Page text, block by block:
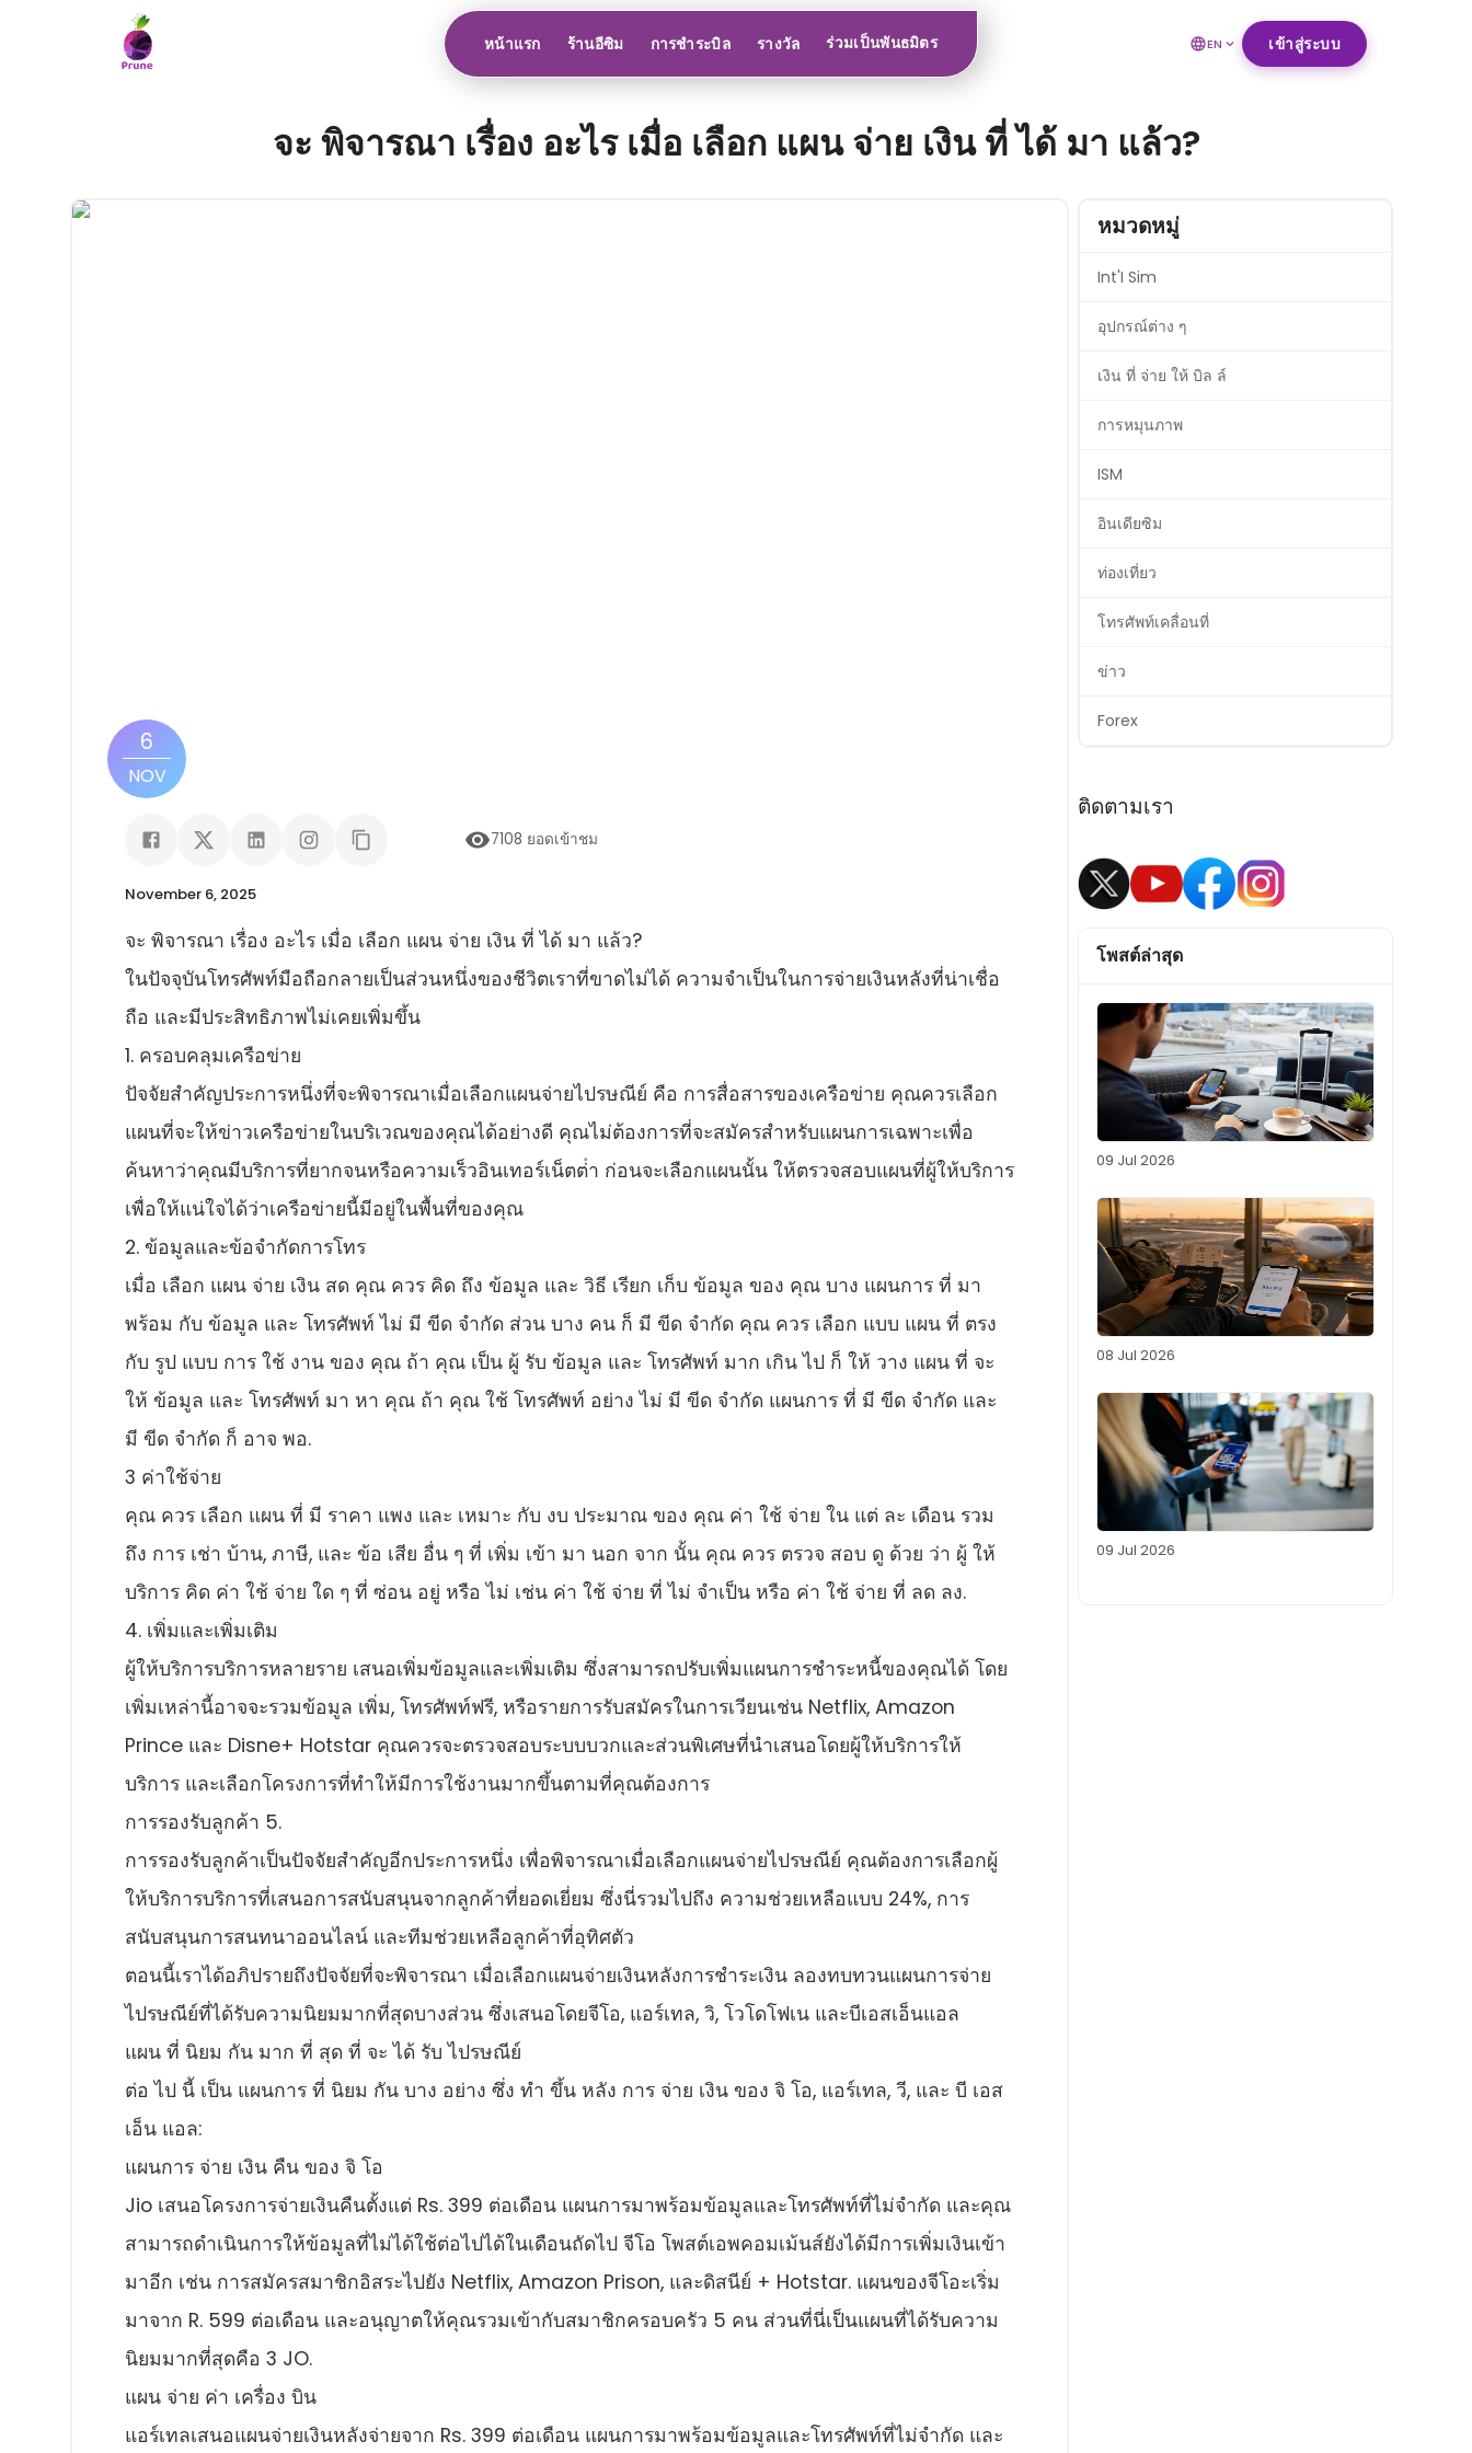
หน้าแรก ร้านอีซิม การชำระบิล รางวัล ร่วมเป็นพันธมิตร EN เข้าสู่ระบบ
จะ พิจารณา เรื่อง อะไร เมื่อ เลือก แผน จ่าย เงิน ที่ ได้ มา แล้ว?
6
NOV
7108 ยอดเข้าชม
November 6, 2025
จะ พิจารณา เรื่อง อะไร เมื่อ เลือก แผน จ่าย เงิน ที่ ได้ มา แล้ว?
ในปัจจุบันโทรศัพท์มือถือกลายเป็นส่วนหนึ่งของชีวิตเราที่ขาดไม่ได้ ความจําเป็นในการจ่ายเงินหลังที่น่าเชื่อ
ถือ และมีประสิทธิภาพไม่เคยเพิ่มขึ้น
1. ครอบคลุมเครือข่าย
ปัจจัยสําคัญประการหนึ่งที่จะพิจารณาเมื่อเลือกแผนจ่ายไปรษณีย์ คือ การสื่อสารของเครือข่าย คุณควรเลือก
แผนที่จะให้ข่าวเครือข่ายในบริเวณของคุณได้อย่างดี คุณไม่ต้องการที่จะสมัครสําหรับแผนการเฉพาะเพื่อ
ค้นหาว่าคุณมีบริการที่ยากจนหรือความเร็วอินเทอร์เน็ตต่ํา ก่อนจะเลือกแผนนั้น ให้ตรวจสอบแผนที่ผู้ให้บริการ
เพื่อให้แน่ใจได้ว่าเครือข่ายนี้มีอยู่ในพื้นที่ของคุณ
2. ข้อมูลและข้อจํากัดการโทร
เมื่อ เลือก แผน จ่าย เงิน สด คุณ ควร คิด ถึง ข้อมูล และ วิธี เรียก เก็บ ข้อมูล ของ คุณ บาง แผนการ ที่ มา
พร้อม กับ ข้อมูล และ โทรศัพท์ ไม่ มี ขีด จํากัด ส่วน บาง คน ก็ มี ขีด จํากัด คุณ ควร เลือก แบบ แผน ที่ ตรง
กับ รูป แบบ การ ใช้ งาน ของ คุณ ถ้า คุณ เป็น ผู้ รับ ข้อมูล และ โทรศัพท์ มาก เกิน ไป ก็ ให้ วาง แผน ที่ จะ
ให้ ข้อมูล และ โทรศัพท์ มา หา คุณ ถ้า คุณ ใช้ โทรศัพท์ อย่าง ไม่ มี ขีด จํากัด แผนการ ที่ มี ขีด จํากัด และ
มี ขีด จํากัด ก็ อาจ พอ.
3 ค่าใช้จ่าย
คุณ ควร เลือก แผน ที่ มี ราคา แพง และ เหมาะ กับ งบ ประมาณ ของ คุณ ค่า ใช้ จ่าย ใน แต่ ละ เดือน รวม
ถึง การ เช่า บ้าน, ภาษี, และ ข้อ เสีย อื่น ๆ ที่ เพิ่ม เข้า มา นอก จาก นั้น คุณ ควร ตรวจ สอบ ดู ด้วย ว่า ผู้ ให้
บริการ คิด ค่า ใช้ จ่าย ใด ๆ ที่ ซ่อน อยู่ หรือ ไม่ เช่น ค่า ใช้ จ่าย ที่ ไม่ จําเป็น หรือ ค่า ใช้ จ่าย ที่ ลด ลง.
4. เพิ่มและเพิ่มเติม
ผู้ให้บริการบริการหลายราย เสนอเพิ่มข้อมูลและเพิ่มเติม ซึ่งสามารถปรับเพิ่มแผนการชําระหนี้ของคุณได้ โดย
เพิ่มเหล่านี้อาจจะรวมข้อมูล เพิ่ม, โทรศัพท์ฟรี, หรือรายการรับสมัครในการเวียนเช่น Netflix, Amazon
Prince และ Disne+ Hotstar คุณควรจะตรวจสอบระบบบวกและส่วนพิเศษที่นําเสนอโดยผู้ให้บริการให้
บริการ และเลือกโครงการที่ทําให้มีการใช้งานมากขึ้นตามที่คุณต้องการ
การรองรับลูกค้า 5.
การรองรับลูกค้าเป็นปัจจัยสําคัญอีกประการหนึ่ง เพื่อพิจารณาเมื่อเลือกแผนจ่ายไปรษณีย์ คุณต้องการเลือกผู้
ให้บริการบริการที่เสนอการสนับสนุนจากลูกค้าที่ยอดเยี่ยม ซึ่งนี่รวมไปถึง ความช่วยเหลือแบบ 24%, การ
สนับสนุนการสนทนาออนไลน์ และทีมช่วยเหลือลูกค้าที่อุทิศตัว
ตอนนี้เราได้อภิปรายถึงปัจจัยที่จะพิจารณา เมื่อเลือกแผนจ่ายเงินหลังการชําระเงิน ลองทบทวนแผนการจ่าย
ไปรษณีย์ที่ได้รับความนิยมมากที่สุดบางส่วน ซึ่งเสนอโดยจีโอ, แอร์เทล, วิ, โวโดโฟเน และบีเอสเอ็นแอล
แผน ที่ นิยม กัน มาก ที่ สุด ที่ จะ ได้ รับ ไปรษณีย์
ต่อ ไป นี้ เป็น แผนการ ที่ นิยม กัน บาง อย่าง ซึ่ง ทํา ขึ้น หลัง การ จ่าย เงิน ของ จิ โอ, แอร์เทล, วี, และ บี เอส
เอ็น แอล:
แผนการ จ่าย เงิน คืน ของ จิ โอ
Jio เสนอโครงการจ่ายเงินคืนตั้งแต่ Rs. 399 ต่อเดือน แผนการมาพร้อมข้อมูลและโทรศัพท์ที่ไม่จํากัด และคุณ
สามารถดําเนินการให้ข้อมูลที่ไม่ได้ใช้ต่อไปได้ในเดือนถัดไป จีโอ โพสต์เอพคอมเม้นส์ยังได้มีการเพิ่มเงินเข้า
มาอีก เช่น การสมัครสมาชิกอิสระไปยัง Netflix, Amazon Prison, และดิสนีย์ + Hotstar. แผนของจีโอะเริ่ม
มาจาก R. 599 ต่อเดือน และอนุญาตให้คุณรวมเข้ากับสมาชิกครอบครัว 5 คน ส่วนที่นี่เป็นแผนที่ได้รับความ
นิยมมากที่สุดคือ 3 JO.
แผน จ่าย ค่า เครื่อง บิน
แอร์เทลเสนอแผนจ่ายเงินหลังจ่ายจาก Rs. 399 ต่อเดือน แผนการมาพร้อมข้อมูลและโทรศัพท์ที่ไม่จํากัด และ
หมวดหมู่
Int'I Sim
อุปกรณ์ต่าง ๆ
เงิน ที่ จ่าย ให้ บิล ล์
การหมุนภาพ
ISM
อินเดียซิม
ท่องเที่ยว
โทรศัพท์เคลื่อนที่
ข่าว
Forex
ติดตามเรา
โพสต์ล่าสุด
09 Jul 2026
08 Jul 2026
09 Jul 2026